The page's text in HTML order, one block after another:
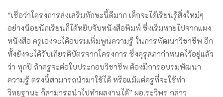
“เชื่อว่าโครงการส่งเสริมทักษะนี้ดีมาก เด็กจะได้เรียนรู้สิ่งใหม่ๆ
อย่างน้อยนักเรียนก็ได้หยิบจับหนังสือพิมพ์ ซึ่งเริ่มหายไปจากแผง
หนังสือ ครูเองจะได้อบรมเพิ่มพูนความรู้ ในการพัฒนาวิชาชีพ อีก
ทั้งยังจะได้รับเกียรติบัตรจากโครงการ ซึ่งคุรุสภากำหนดไว้อยู่แล้ว
ว่า ทุกปี ถ้าครูจะต่อใบประกอบวิชาชีพ ต้องมีการอบรมพัฒนา
ความรู้ ตรงนี้สามารถนำมาใช้ได้ หรือแม้แต่ครูที่จะใช้ทำ
วิทยฐานะ ก็สามารถนำไปทำผลงานได้” ผอ.ระวีพร กล่าว